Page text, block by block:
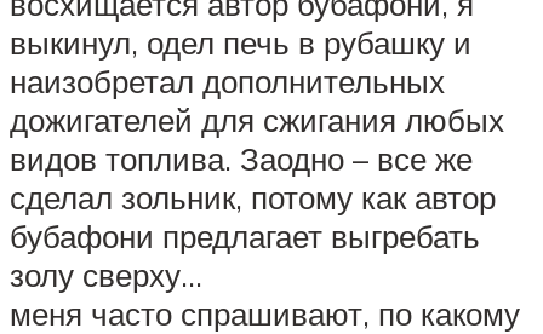
выкинул, одел печь в рубашку и
наизобретал дополнительных
дожигателей для сжигания любых
видов топлива. Заодно – все же
сделал зольник, потому как автор
бубафони предлагает выгребать
золу сверху…
меня часто спрашивают, по какому